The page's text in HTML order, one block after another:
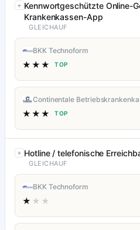
Kennwortgeschützte Online-
Krankenkassen-App
GLEICHAUF
BKK Technoform
★★★ TOP
Continentale
★★★ TOP
Hotline / telefonische
GLEICHAUF
BKK Technoform
★ ★★